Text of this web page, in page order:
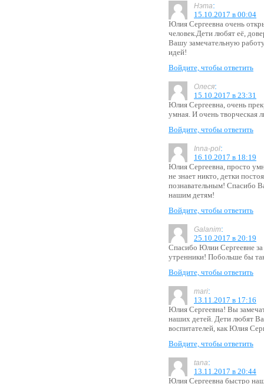
Нэта:
15.10.2017 в 00:04
Юлия Сергеевна очень
человек.Дети любят её,
Вашу замечательную
идей!
Войдите, чтобы ответить
Олеся:
15.10.2017 в 23:31
Юлия Сергеевна, очень
умная. И очень творческая
Войдите, чтобы ответить
Inna-pol:
16.10.2017 в 18:19
Юлия Сергеевна, просто
не знает никто, детки
познавательным! Спасибо
нашим детям!
Войдите, чтобы ответить
Galanim:
25.10.2017 в 20:19
Спасибо Юлии Сергеевне
утренники! Побольше бы
Войдите, чтобы ответить
mari:
13.11.2017 в 17:16
Юлия Сергеевна! Вы
наших детей. Дети любят
воспитателей, как Юлия
Войдите, чтобы ответить
tana:
13.11.2017 в 20:44
Юлия Сергеевна быстро